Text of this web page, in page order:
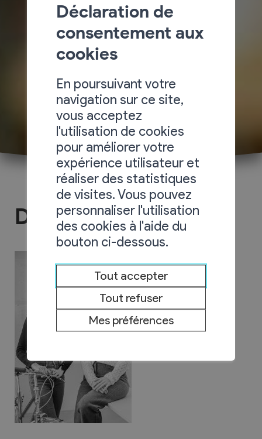
DARE architectes sàrl
Déclaration de
consentement aux
cookies
En poursuivant votre
navigation sur ce site,
vous acceptez
l'utilisation de cookies
pour améliorer votre
expérience utilisateur et
réaliser des statistiques
de visites. Vous pouvez
personnaliser l'utilisation
des cookies à l'aide du
bouton ci-dessous.
Tout accepter
Tout refuser
Mes préférences